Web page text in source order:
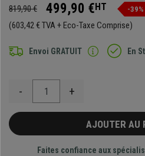
819,90 € 499,90 €HT -39%
(603,42 € TVA + Eco-Taxe Comprise)
Envoi GRATUIT En
- +
AJOUTER AU
Faites confiance aux